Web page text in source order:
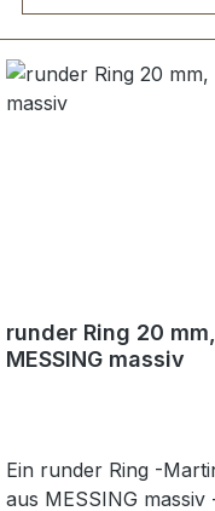
runder Ring 20 mm,
MESSING massiv
Ein runder Ring -
aus MESSING massiv